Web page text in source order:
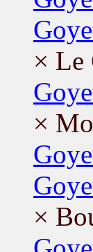
× Le
×
×